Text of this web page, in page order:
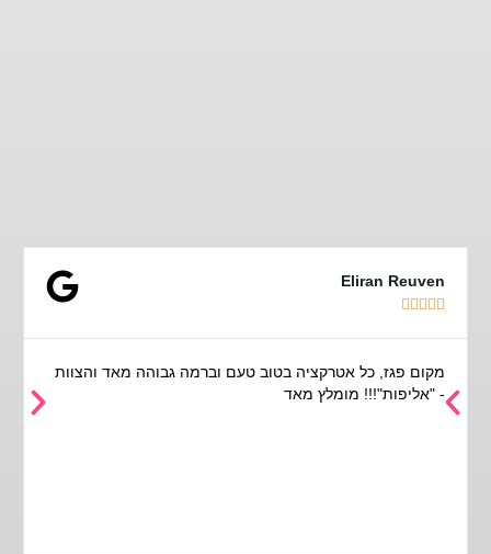
Eliran Reuven





מקום פגז, כל אטרקציה בטוב טעם וברמה גבוהה מאד והצוות
- "אליפות"!!! מומלץ מאד